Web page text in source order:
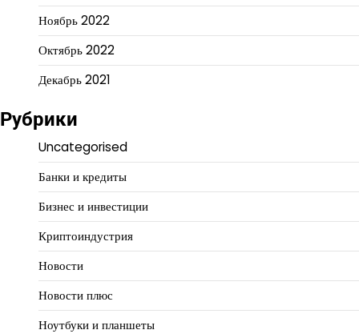
Ноябрь 2022
Октябрь 2022
Декабрь 2021
Рубрики
Uncategorised
Банки и кредиты
Бизнес и инвестиции
Криптоиндустрия
Новости
Новости плюс
Ноутбуки и планшеты